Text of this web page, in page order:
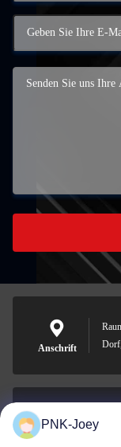
Anschrift
E-Mail-Adresse
PNK-Joey